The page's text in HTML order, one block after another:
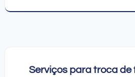
Serviços para troca